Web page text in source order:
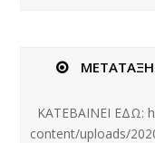
ΚΑΤΕΒΑΙΝΕΙ ΕΔΩ:
content/uploads/